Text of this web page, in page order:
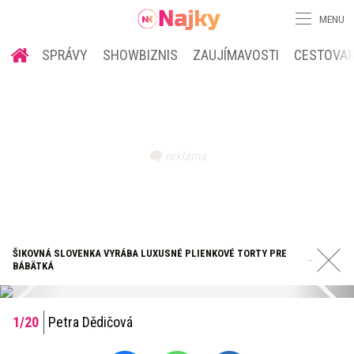
MENU
SPRÁVY SHOWBIZNIS ZAUJÍMAVOSTI
ŠIKOVNÁ SLOVENKA VYRÁBA LUXUSNÉ PLIENKOVÉ TORTY PRE
BÁBÄTKÁ
Petra Dědičová